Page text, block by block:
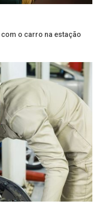
o carro na estação